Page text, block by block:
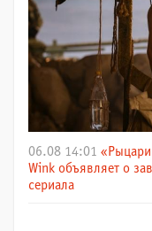
06.08 14:01 «Рыцари
Wink объявляет о
сериала